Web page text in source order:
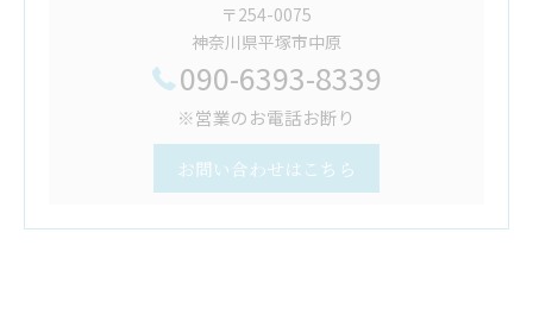
〒254-0075
神奈川県平塚市中原
090-6393-8339
※営業のお電話お断り
お問い合わせはこちら